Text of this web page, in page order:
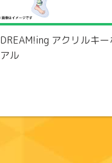
DREAM!ing アクリルキ
アル